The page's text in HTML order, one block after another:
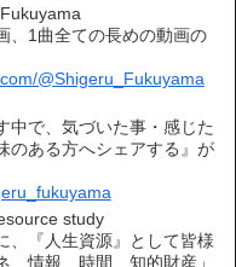
、1曲全ての長めの動画の
@Shigeru_Fukuyama
中で、気づいた事・感じた
のある方へシェアする』が
study
、『人生資源』として皆様
、情報、時間、知的財産」